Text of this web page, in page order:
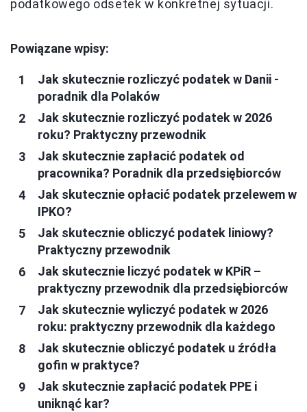
podatkowego odsetek w konkretnej sytuacji.
Powiązane wpisy:
Jak skutecznie rozliczyć podatek w Danii -
poradnik dla Polaków
Jak skutecznie rozliczyć podatek w 2026
roku? Praktyczny przewodnik
Jak skutecznie zapłacić podatek od
pracownika? Poradnik dla przedsiębiorców
Jak skutecznie opłacić podatek przelewem w
IPKO?
Jak skutecznie obliczyć podatek liniowy?
Praktyczny przewodnik
Jak skutecznie liczyć podatek w KPiR –
praktyczny przewodnik dla przedsiębiorców
Jak skutecznie wyliczyć podatek w 2026
roku: praktyczny przewodnik dla każdego
Jak skutecznie obliczyć podatek u źródła
gofin w praktyce?
Jak skutecznie zapłacić podatek PPE i
uniknąć kar?